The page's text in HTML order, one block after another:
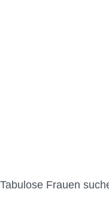
Tabulose Frauen